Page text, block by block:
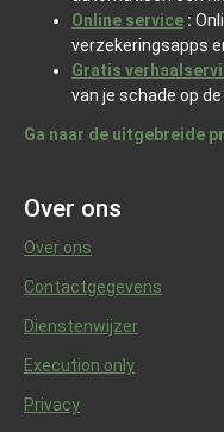
Online service :
verzekeringsapps
Gratis
van je schade op
Ga naar de uitgebreide
Over ons
Over ons
Contactgegevens
Dienstenwijzer
Execution only
Privacy